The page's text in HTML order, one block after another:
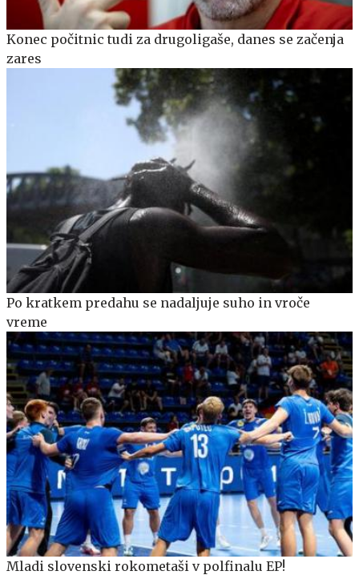
Konec počitnic tudi za drugoligaše, danes se začenja
zares
Po kratkem predahu se nadaljuje suho in vroče
vreme
Mladi slovenski rokometaši v polfinalu EP!